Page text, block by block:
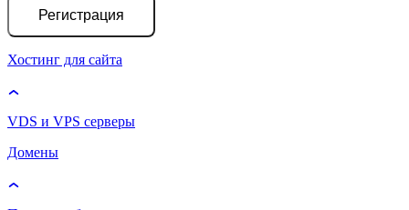
Регистрация
Хостинг для сайта
VDS и VPS серверы
Домены